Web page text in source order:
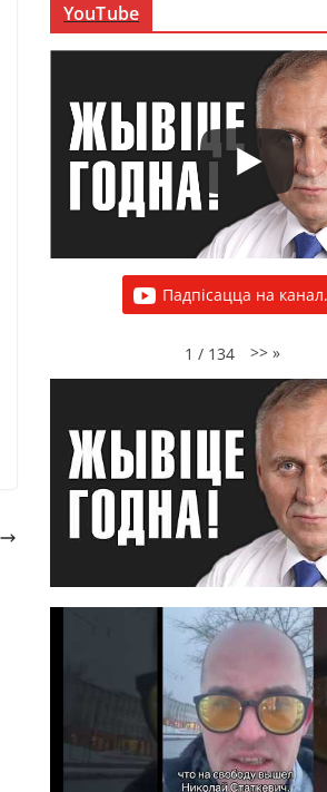
YouTube
Падпісацца на
1 / 134 >> »